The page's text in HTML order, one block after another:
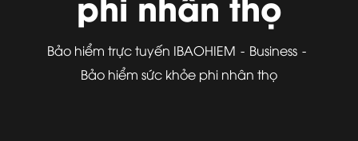
Bảo hiểm trực tuyến IBAOHIEM
Business
Bảo hiểm sức khỏe phi nhân thọ